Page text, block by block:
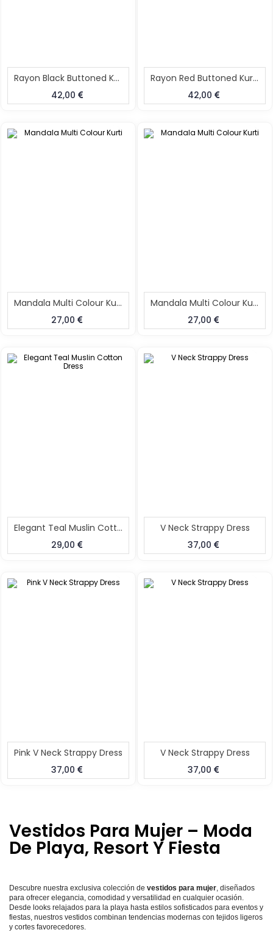
Rayon Black Buttoned Kurta
42,00
Rayon Red Buttoned Kurta
42,00
Mandala Multi Colour Kurti
27,00
Mandala Multi Colour Kurti
27,00
Elegant Teal Muslin Cotton Dress
29,00
V Neck Strappy Dress
37,00
Pink V Neck Strappy Dress
37,00
V Neck Strappy Dress
37,00
Vestidos Para Mujer – Moda
De Playa, Resort Y Fiesta
Descubre nuestra exclusiva colección de vestidos para mujer, diseñados
para ofrecer elegancia, comodidad y versatilidad en cualquier ocasión.
Desde looks relajados para la playa hasta estilos sofisticados para eventos y
fiestas, nuestros vestidos combinan tendencias modernas con tejidos ligeros
y cortes favorecedores.